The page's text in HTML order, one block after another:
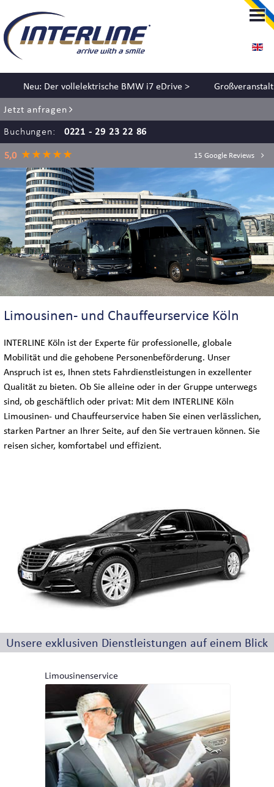
LIMOUSINENSERVICE
LIMOUSINENSERVICE KÖLN
RENT-A-CHAUFFEUR
FLUGHAFENTRANSFER
EVENT SERVICE
HOCHZEITSSERVICE
BUS SERVICE
BUS-LOGISTIK
INTERLINE KÖLN VIP-BUSSERVICE
INTERLINE KÖLN EXECUTIVE-BUSSERVICE
WELTWEIT
DEUTSCHLANDWEIT
SIGHTSEEING
FLOTTE
KONTAKT
TELEFON & E-MAIL
Neu: Der vollelektrische BMW i7 eDrive >
Jetzt anfragen
Buchungen: 0221 - 29 23 22 86
5,0 15 Google Reviews
Limousinen- und Chauffeurservice Köln
INTERLINE Köln ist der Experte für professionelle, globale
Mobilität und die gehobene Personenbeförderung. Unser
Anspruch ist es, Ihnen stets Fahrdienstleistungen in exzellenter
Qualität zu bieten. Ob Sie alleine oder in der Gruppe unterwegs
sind, ob geschäftlich oder privat: Mit dem INTERLINE Köln
Limousinen- und Chauffeurservice haben Sie einen verlässlichen,
starken Partner an Ihrer Seite, auf den Sie vertrauen können. Sie
reisen sicher, komfortabel und effizient.
Unsere exklusiven Dienstleistungen auf einem Blick
Limousinenservice